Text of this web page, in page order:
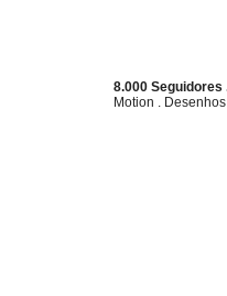
8.000 Seguidores
Motion .